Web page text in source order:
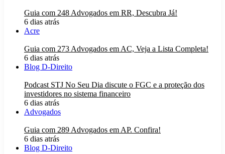
Guia com 248 Advogados em RR, Descubra Já!
6 dias atrás
Acre
Guia com 273 Advogados em AC, Veja a Lista Completa!
6 dias atrás
Blog D-Direito
Podcast STJ No Seu Dia discute o FGC e a proteção dos
investidores no sistema financeiro
6 dias atrás
Advogados
Guia com 289 Advogados em AP. Confira!
6 dias atrás
Blog D-Direito